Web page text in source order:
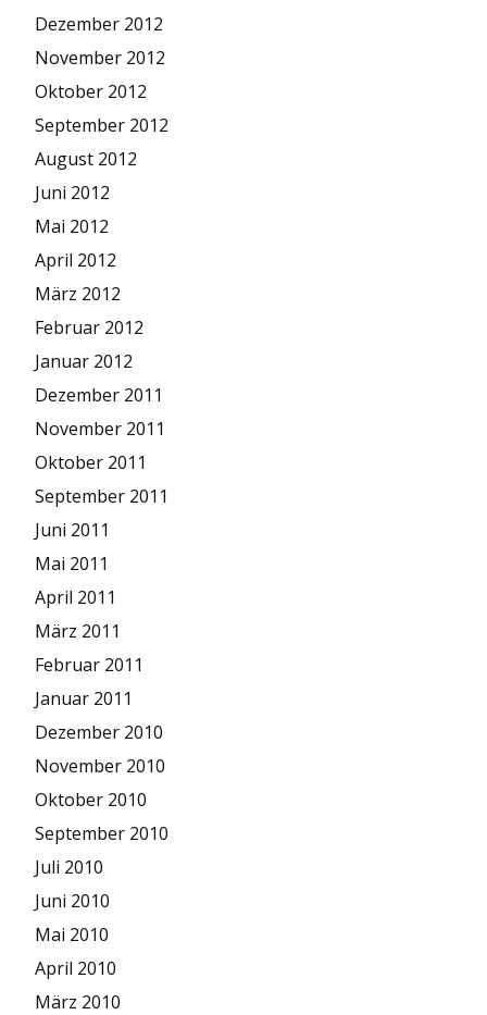
Dezember 2012
November 2012
Oktober 2012
September 2012
August 2012
Juni 2012
Mai 2012
April 2012
März 2012
Februar 2012
Januar 2012
Dezember 2011
November 2011
Oktober 2011
September 2011
Juni 2011
Mai 2011
April 2011
März 2011
Februar 2011
Januar 2011
Dezember 2010
November 2010
Oktober 2010
September 2010
Juli 2010
Juni 2010
Mai 2010
April 2010
März 2010